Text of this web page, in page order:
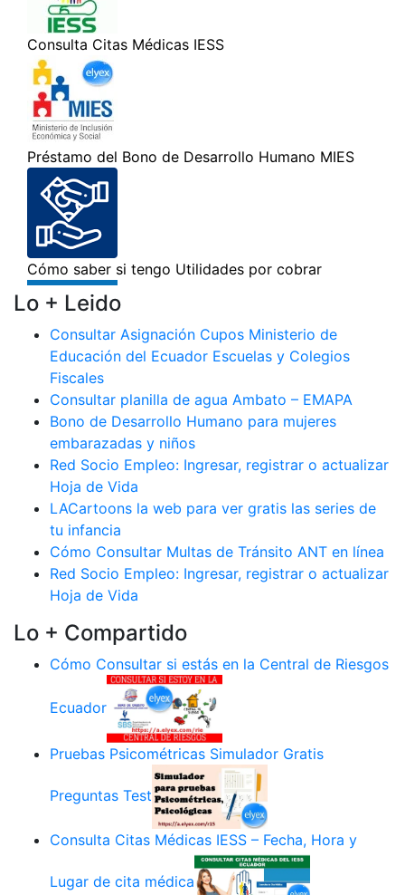
Lo + Leido
Consultar Asignación Cupos Ministerio de
Educación del Ecuador Escuelas y Colegios
Fiscales
Consultar planilla de agua Ambato – EMAPA
Bono de Desarrollo Humano para mujeres
embarazadas y niños
Red Socio Empleo: Ingresar, registrar o actualizar
Hoja de Vida
LACartoons la web para ver gratis las series de
tu infancia
Cómo Consultar Multas de Tránsito ANT en línea
Red Socio Empleo: Ingresar, registrar o actualizar
Hoja de Vida
Lo + Compartido
Cómo Consultar si estás en la Central de Riesgos
Ecuador
Pruebas Psicométricas Simulador Gratis
Preguntas Test
Consulta Citas Médicas IESS – Fecha, Hora y
Lugar de cita médica